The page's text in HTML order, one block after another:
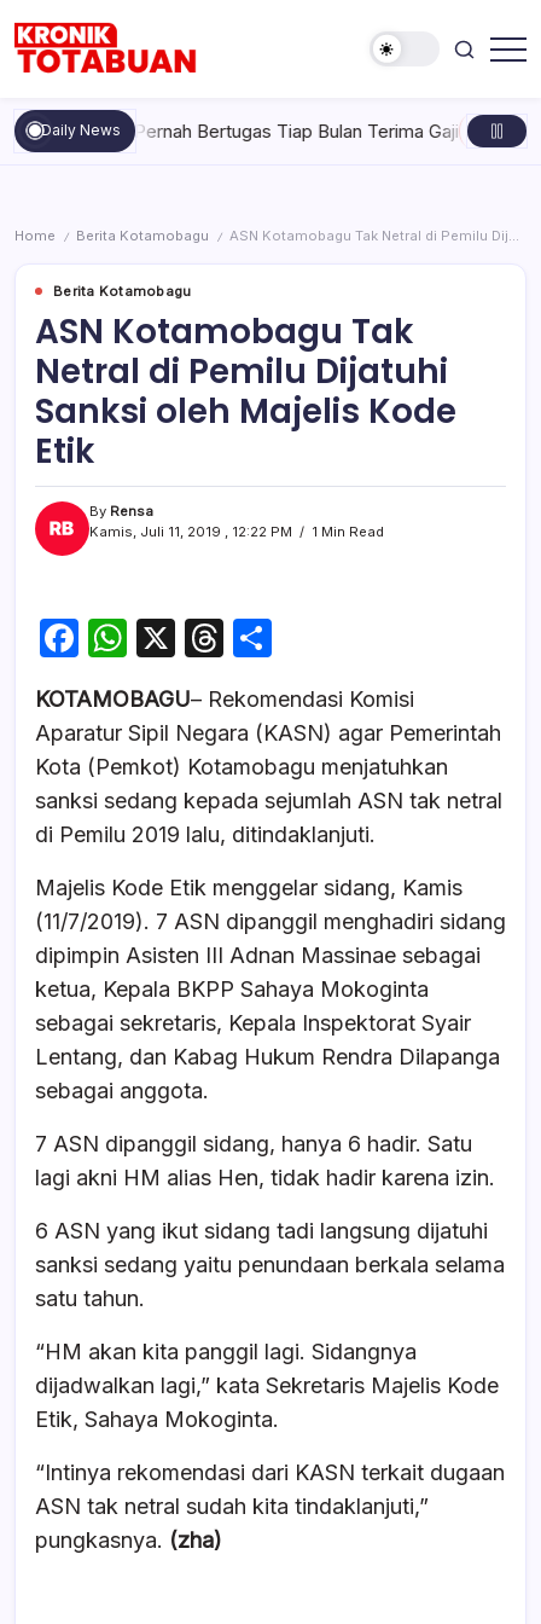
content
Totabuan
hari
ini
Kronik
Daily News
Tak Pernah Bertugas Tiap Bulan Terima Gaji Rabu,
Home / Berita Kotamobagu / ASN Kotamobagu Tak Netral di Pemilu Dijatuhi Sanksi oleh Majelis Kode Etik
Berita Kotamobagu
ASN Kotamobagu Tak
Netral di Pemilu Dijatuhi
Sanksi oleh Majelis Kode
Etik
By Rensa
Kamis, Juli 11, 2019 , 12:22 PM
1 Min Read
F
c
e
b
o
o
k
W
at
s
A
p
p
X
T
e
a
d
s
ar
e
KOTAMOBAGU– Rekomendasi Komisi
Aparatur Sipil Negara (KASN) agar Pemerintah
Kota (Pemkot) Kotamobagu menjatuhkan
sanksi sedang kepada sejumlah ASN tak netral
di Pemilu 2019 lalu, ditindaklanjuti.
Majelis Kode Etik menggelar sidang, Kamis
(11/7/2019). 7 ASN dipanggil menghadiri sidang
dipimpin Asisten III Adnan Massinae sebagai
ketua, Kepala BKPP Sahaya Mokoginta
sebagai sekretaris, Kepala Inspektorat Syair
Lentang, dan Kabag Hukum Rendra Dilapanga
sebagai anggota.
7 ASN dipanggil sidang, hanya 6 hadir. Satu
lagi akni HM alias Hen, tidak hadir karena izin.
6 ASN yang ikut sidang tadi langsung dijatuhi
sanksi sedang yaitu penundaan berkala selama
satu tahun.
“HM akan kita panggil lagi. Sidangnya
dijadwalkan lagi,” kata Sekretaris Majelis Kode
Etik, Sahaya Mokoginta.
“Intinya rekomendasi dari KASN terkait dugaan
ASN tak netral sudah kita tindaklanjuti,”
pungkasnya. (zha)